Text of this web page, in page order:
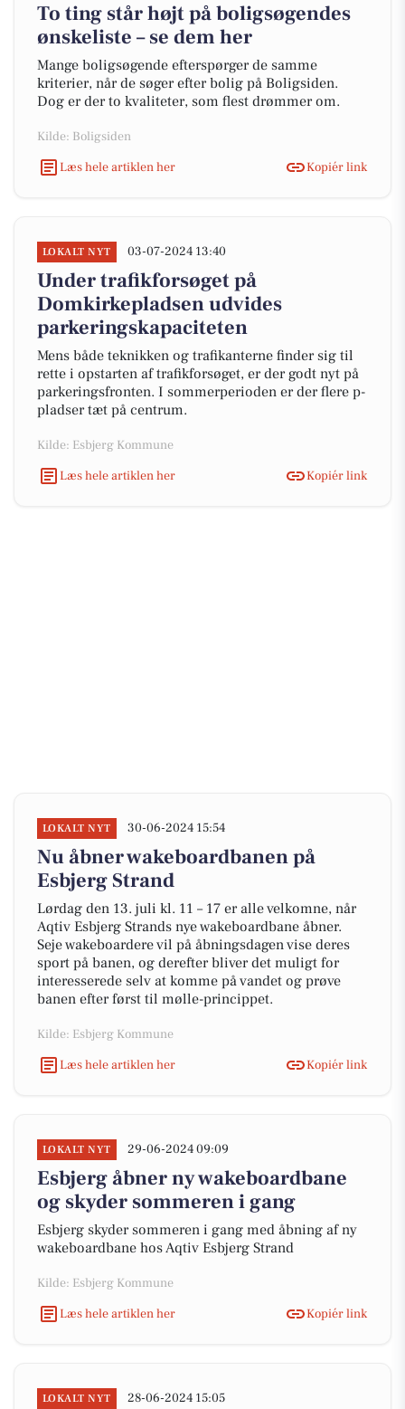
To ting står højt på boligsøgendes
ønskeliste – se dem her
Mange boligsøgende efterspørger de samme
kriterier, når de søger efter bolig på Boligsiden.
Dog er der to kvaliteter, som flest drømmer om.
Kilde: Boligsiden
Læs hele artiklen her
Kopiér link
LOKALT NYT 03-07-2024 13:40
Under trafikforsøget på
Domkirkepladsen udvides
parkeringskapaciteten
Mens både teknikken og trafikanterne finder sig til
rette i opstarten af trafikforsøget, er der godt nyt på
parkeringsfronten. I sommerperioden er der flere p-
pladser tæt på centrum.
Kilde: Esbjerg Kommune
Læs hele artiklen her
Kopiér link
LOKALT NYT 30-06-2024 15:54
Nu åbner wakeboardbanen på
Esbjerg Strand
Lørdag den 13. juli kl. 11 – 17 er alle velkomne, når
Aqtiv Esbjerg Strands nye wakeboardbane åbner.
Seje wakeboardere vil på åbningsdagen vise deres
sport på banen, og derefter bliver det muligt for
interesserede selv at komme på vandet og prøve
banen efter først til mølle-princippet.
Kilde: Esbjerg Kommune
Læs hele artiklen her
Kopiér link
LOKALT NYT 29-06-2024 09:09
Esbjerg åbner ny wakeboardbane
og skyder sommeren i gang
Esbjerg skyder sommeren i gang med åbning af ny
wakeboardbane hos Aqtiv Esbjerg Strand
Kilde: Esbjerg Kommune
Læs hele artiklen her
Kopiér link
LOKALT NYT 28-06-2024 15:05